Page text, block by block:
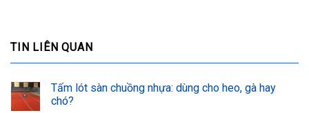
TIN LIÊN QUAN
Tấm lót sàn chuồng nhựa: dùng cho heo, gà hay
chó?